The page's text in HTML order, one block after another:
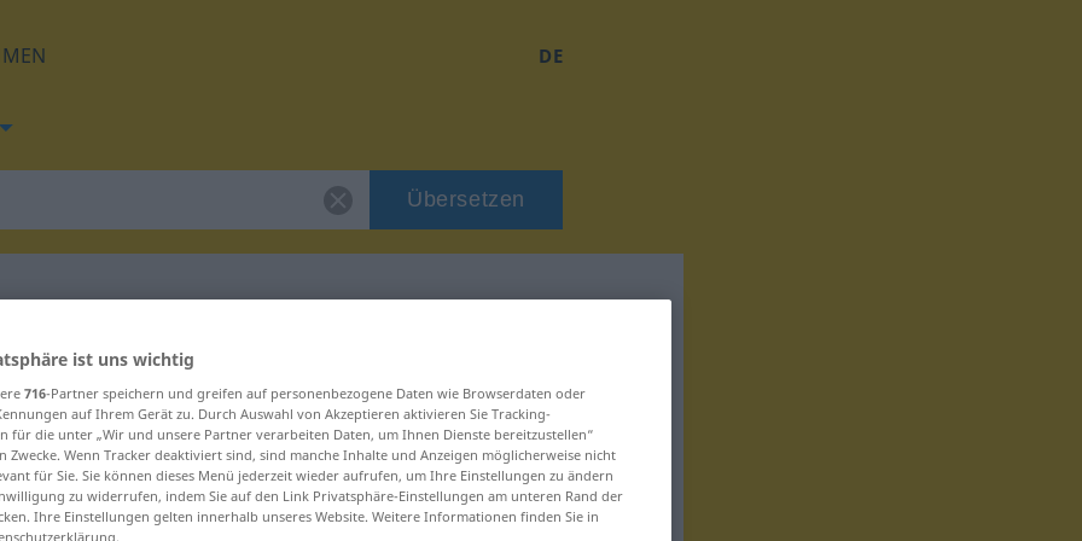
DE
Übersetzen
für "bacil"
ist uns wichtig
716-Partner speichern und greifen auf personenbezogene Daten wie Browserdaten oder
auf Ihrem Gerät zu. Durch Auswahl von Akzeptieren aktivieren Sie Tracking-
für die unter „Wir und unsere Partner verarbeiten Daten, um Ihnen Dienste bereitzustellen“
Zwecke. Wenn Tracker deaktiviert sind, sind manche Inhalte und Anzeigen möglicherweise nicht
für Sie. Sie können dieses Menü jederzeit wieder aufrufen, um Ihre Einstellungen zu ändern
zu widerrufen, indem Sie auf den Link Privatsphäre-Einstellungen am unteren Rand der
Ihre Einstellungen gelten innerhalb unseres Website. Weitere Informationen finden Sie in